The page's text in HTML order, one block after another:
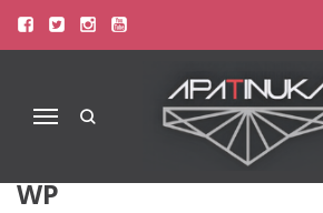
Navigacija
Pagrindinis Liemenėlės
Triumph Liemenėlės
TRIUMPH 80E 75G
LIEMENĖLĖ BEAUTY-
WP